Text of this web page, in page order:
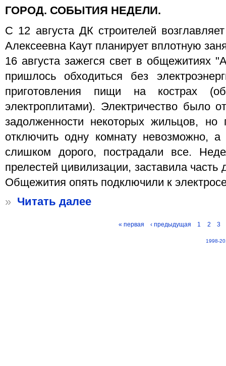
ГОРОД. СОБЫТИЯ НЕДЕЛИ.
С 12 августа ДК строителей
Алексеевна Каут планирует вплотную
16 августа зажегся свет в общежитиях
пришлось обходиться без
приготовления пищи на кострах
электроплитами). Электричество было
задолженности некоторых жильцов, но
отключить одну комнату невозможно, а
слишком дорого, пострадали все.
прелестей цивилизации, заставила часть
Общежития опять подключили к
» Читать далее
« первая ‹ предыдущая 1 2 3
1998-